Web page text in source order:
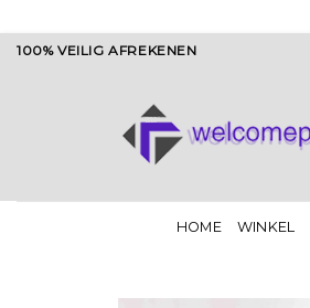
Ga100% VEILIG AFREKENEN
HOME WINKEL